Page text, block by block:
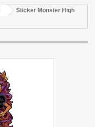
Sticker Monster High